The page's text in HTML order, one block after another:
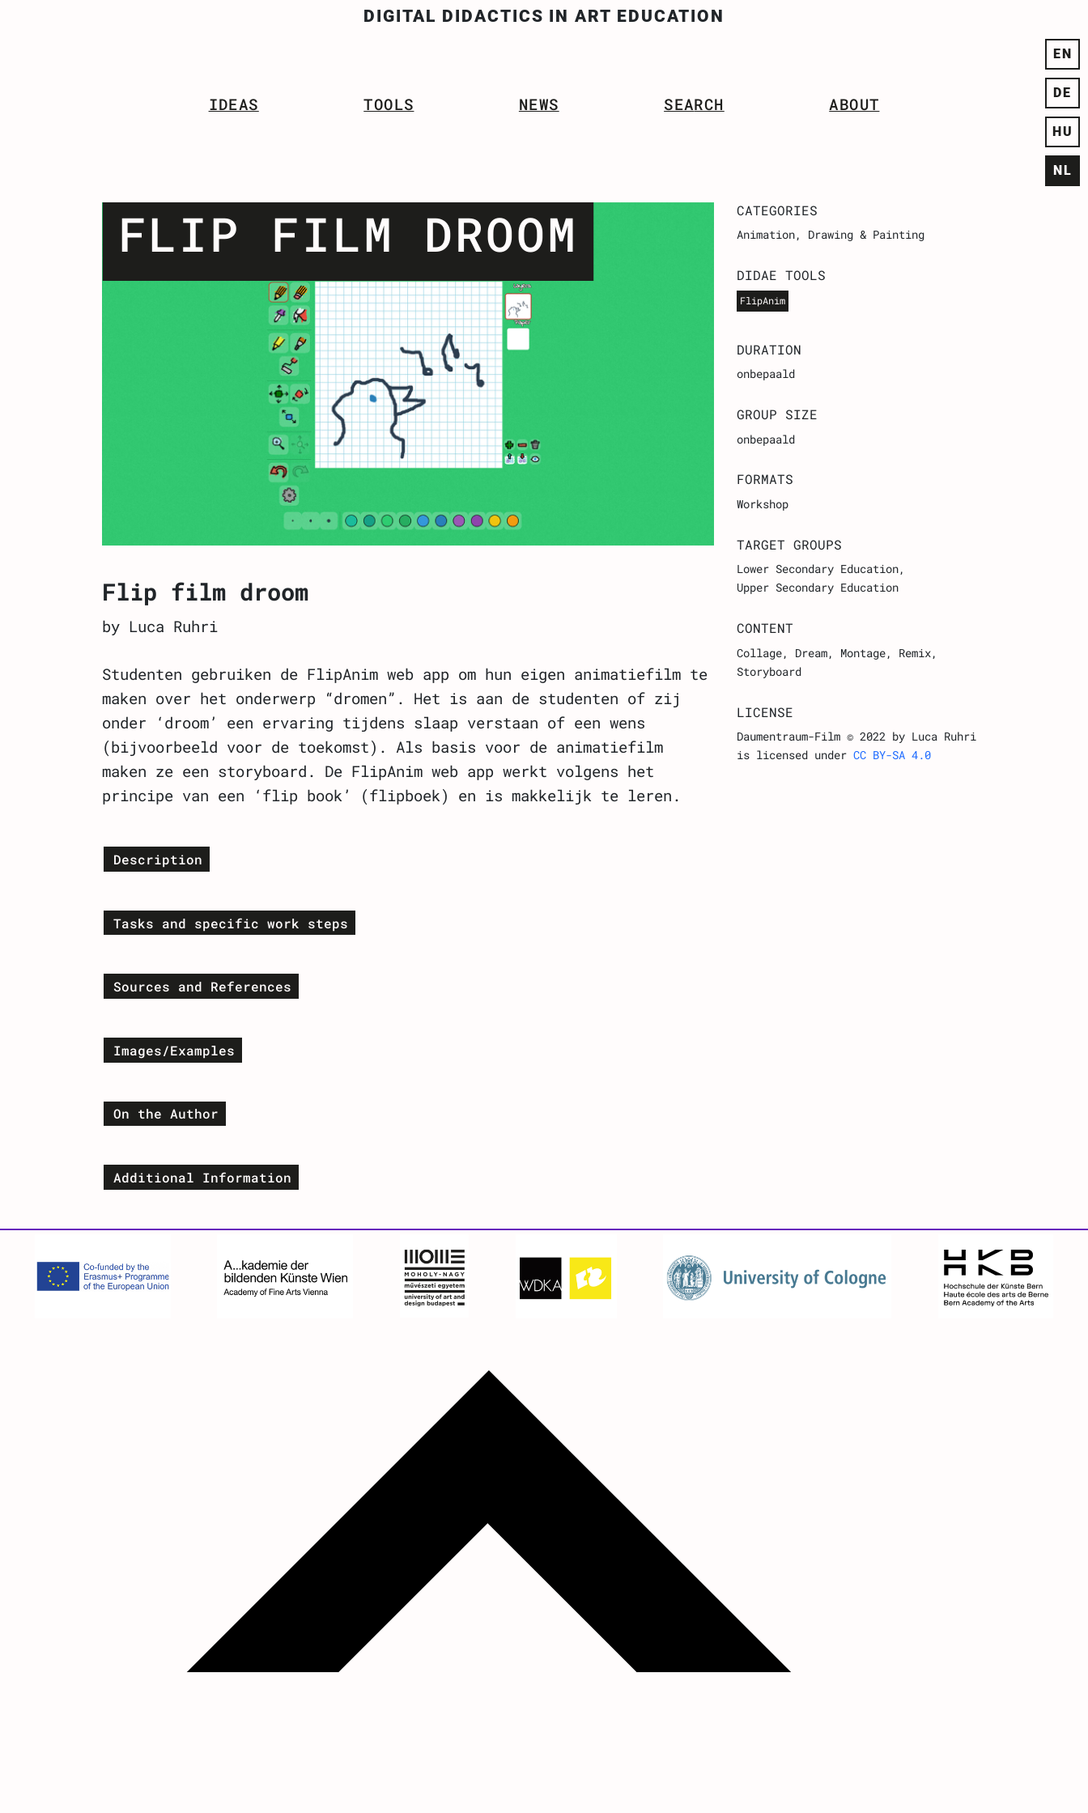
DIGITAL DIDACTICS INART EDUCATION
EN
DE
HU
NL
IDEAS TOOLS NEWS SEARCH ABOUT
FLIP FILM DROOM
Flip film droom
by Luca Ruhri
Studenten gebruiken de FlipAnim web app om hun eigen animatiefilm te
maken over het onderwerp “dromen”. Het is aan de studenten of zij
onder ‘droom’ een ervaring tijdens slaap verstaan of een wens
(bijvoorbeeld voor de toekomst). Als basis voor de animatiefilm
maken ze een storyboard. De FlipAnim web app werkt volgens het
principe van een ‘flip book’ (flipboek) en is makkelijk te leren.
Description
Tasks and specific work steps
Sources and References
Images/Examples
On the Author
Additional Information
CATEGORIES
Animation Drawing & Painting
DIDAE TOOLS
FlipAnim
DURATION
onbepaald
GROUP SIZE
onbepaald
FORMATS
Workshop
TARGET GROUPS
Lower Secondary Education
Upper Secondary Education
CONTENT
Collage, Dream, Montage, Remix,
Storyboard
LICENSE
Daumentraum-Film © 2022 by Luca Ruhri
is licensed underCC BY-SA 4.0